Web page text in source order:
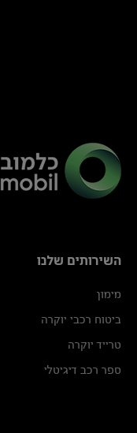
השירותים שלנו
מימון
ביטוח רכבי יוקרה
טרייד יוקרה
ספר רכב דיגיטלי